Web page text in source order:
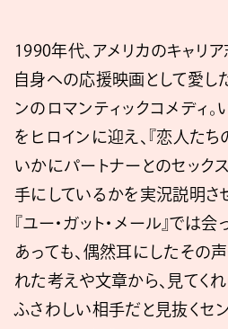
1990年代、アメリカのキャリ
自身への応援映画として愛し
ンのロマンティックコメディ。
をヒロインに迎え、『恋人た
いかにパートナーとのセック
手にしているかを実況説明させ
『ユー・ガット・メール』では
あっても、偶然耳にしたその
れた考えや文章から、見てく
ふさわしい相手だと見抜くセ